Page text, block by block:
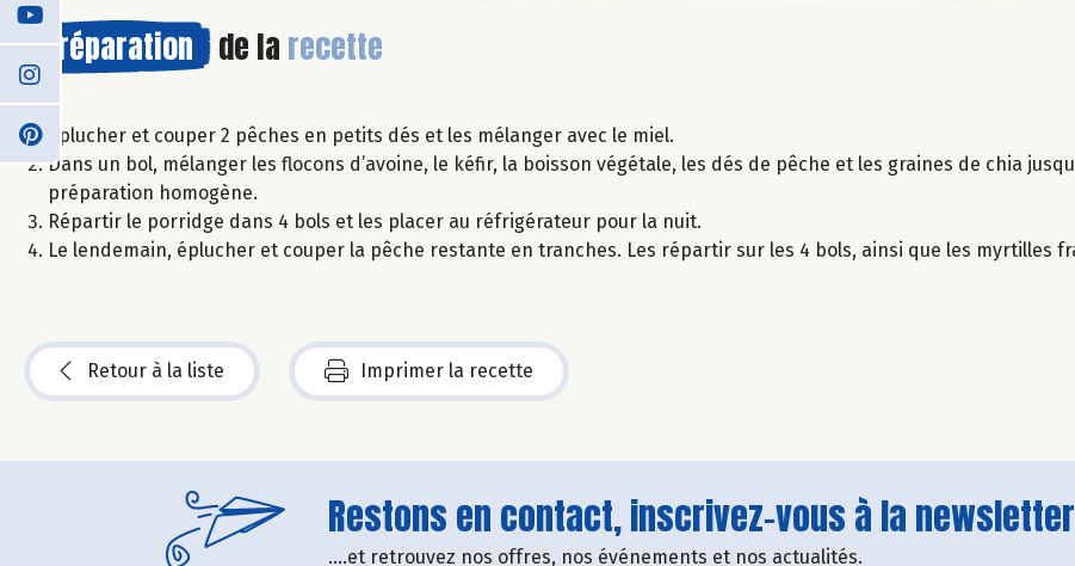
Préparation de la recette
Eplucher et couper 2 pêches en petits dés et les mélanger avec le miel.
Dans un bol, mélanger les flocons d’avoine, le kéfir, la boisson végétale, les dés de pêche et les graines de chia
préparation homogène.
Répartir le porridge dans 4 bols et les placer au réfrigérateur pour la nuit.
Le lendemain, éplucher et couper la pêche restante en tranches. Les répartir sur les 4 bols, ainsi que les myrtilles
Retour à la liste Imprimer la recette
Restons en contact, inscrivez-vous à la
....et retrouvez nos offres, nos événements et nos actualités.